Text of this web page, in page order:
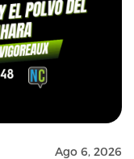
Ago 6, 2026